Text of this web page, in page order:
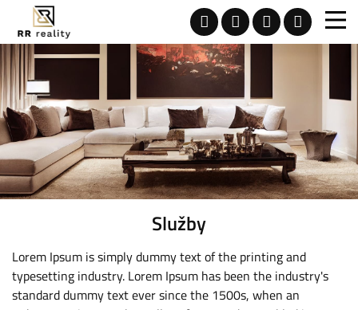
Služby
Lorem Ipsum is simply dummy text of the printing and
typesetting industry. Lorem Ipsum has been the industry's
standard dummy text ever since the 1500s, when an